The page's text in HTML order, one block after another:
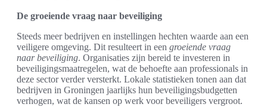
De groeiende vraag naar beveiliging
Steeds meer bedrijven en instellingen hechten waarde aan een
veiligere omgeving. Dit resulteert in een groeiende vraag
naar beveiliging. Organisaties zijn bereid te investeren in
beveiligingsmaatregelen, wat de behoefte aan professionals in
deze sector verder versterkt. Lokale statistieken tonen aan dat
bedrijven in Groningen jaarlijks hun beveiligingsbudgetten
verhogen, wat de kansen op werk voor beveiligers vergroot.